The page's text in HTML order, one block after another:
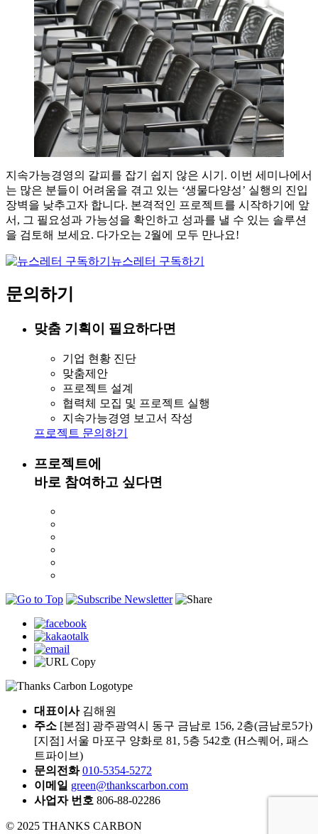
지속가능경영의 갈피를 잡기 쉽지 않은 시기. 이번 세미나에서
는 많은 분들이 어려움을 겪고 있는 ‘생물다양성’ 실행의 진입
장벽을 낮추고자 합니다. 본격적인 프로젝트를 시작하기에 앞
서, 그 필요성과 가능성을 확인하고 성과를 낼 수 있는 솔루션
을 검토해 보세요. 다가오는 2월에 모두 만나요!
뉴스레터 구독하기
문의하기
맞춤 기획이 필요하다면
기업 현황 진단
맞춤제안
프로젝트 설계
협력체 모집 및 프로젝트 실행
지속가능경영 보고서 작성
프로젝트 문의하기
프로젝트에
바로 참여하고 싶다면
대표이사김해원
주소 [본점] 광주광역시 동구 금남로 156, 2층(금남로5가)
[지점] 서울 마포구 양화로 81, 5층 542호 (H스퀘어, 패스
트파이브)
문의전화 010-5354-5272
이메일 green@thankscarbon.com
사업자 번호 806-88-02286
© 2025 THANKS CARBON